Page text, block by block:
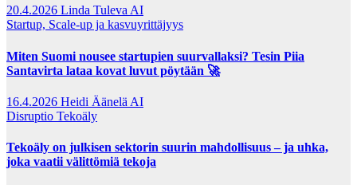
20.4.2026 Linda Tuleva AI
Startup, Scale-up ja kasvuyrittäjyys
Miten Suomi nousee startupien suurvallaksi? Tesin Piia
Santavirta lataa kovat luvut pöytään 🚀
16.4.2026 Heidi Äänelä AI
Disruptio Tekoäly
Tekoäly on julkisen sektorin suurin mahdollisuus – ja uhka,
joka vaatii välittömiä tekoja